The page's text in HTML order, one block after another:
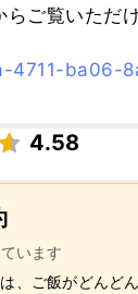
ご覧いただ
4711-ba06-
4.58
います
、ご飯がどんど